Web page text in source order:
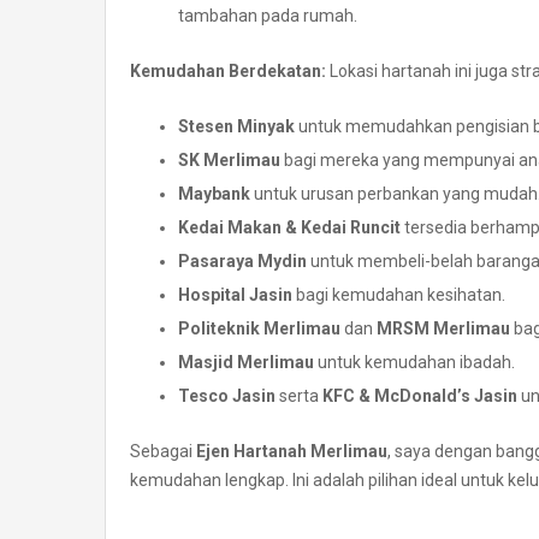
tambahan pada rumah.
Kemudahan Berdekatan: Lokasi hartanah ini juga
Stesen Minyakuntuk memudahkan pengisian
SK Merlimau bagi mereka yang mempunyai
Maybankuntuk urusan perbankan yang
Kedai Makan & Kedai Runcittersedia
Pasaraya Mydin untuk membeli-belah
Hospital Jasin bagi kemudahan kesihatan.
Politeknik Merlimau dan MRSM Merlimau
Masjid Merlimau untuk kemudahan ibadah.
Tesco Jasin serta KFC & McDonald’s Jasin
Sebagai Ejen Hartanah Merlimau, saya dengan
kemudahan lengkap. Ini adalah pilihan ideal untuk